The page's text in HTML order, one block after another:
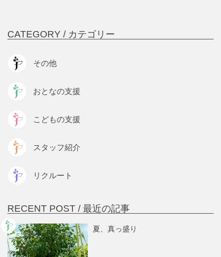
CATEGORY / カテゴリー
その他
おとなの支援
こどもの支援
スタッフ紹介
リクルート
RECENT POST /最近の記事
夏、真っ盛り